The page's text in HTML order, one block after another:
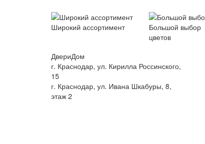
Широкий ассортимент
Большой выбор
цветов
ДвериДом
г. Краснодар, ул. Кирилла Россинского,
15
г. Краснодар, ул. Ивана Шкабуры, 8,
этаж 2